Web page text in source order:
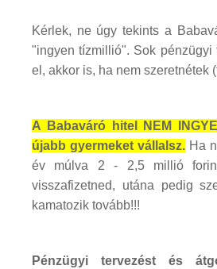
Kérlek, ne úgy tekints a
"ingyen tízmillió". Sok pénzügyi
el, akkor is, ha nem szeretnétek
A Babaváró hitel NEM
újabb gyermeket vállalsz. Ha
év múlva 2 - 2,5 millió
visszafizetned, utána pedig
kamatozik tovább!!!
Pénzügyi tervezést és